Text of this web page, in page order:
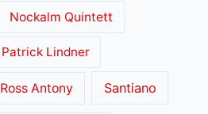
Nockalm Quintett
Patrick Lindner
Ross Antony Santiano